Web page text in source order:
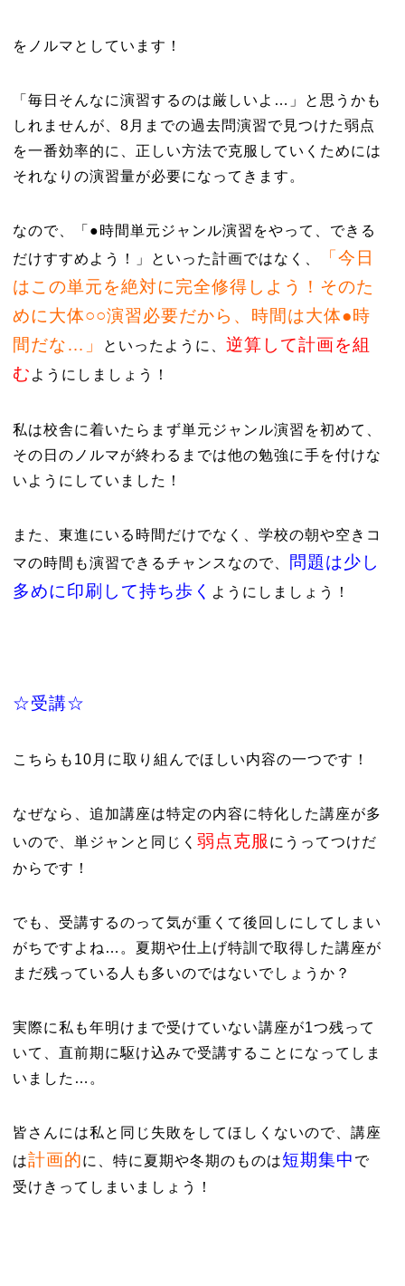
をノルマとしています！
「毎日そんなに演習するのは厳しいよ…」と思うかも
しれませんが、8月までの過去問演習で見つけた弱点
を一番効率的に、正しい方法で克服していくためには
それなりの演習量が必要になってきます。
なので、「●時間単元ジャンル演習をやって、できる
だけすすめよう！」といった計画ではなく、
「今日
はこの単元を絶対に完全修得しよう！そのた
めに大体○○演習必要だから、時間は大体●時
間だな…」
といったように、 逆算して計画を組
む ようにしましょう！
私は校舎に着いたらまず単元ジャンル演習を初めて、
その日のノルマが終わるまでは他の勉強に手を付けな
いようにしていました！
また、東進にいる時間だけでなく、学校の朝や空きコ
マの時間も演習できるチャンスなので、
問題は少し
多めに印刷して持ち歩く ようにしましょう！
☆受講☆
こちらも10月に取り組んでほしい内容の一つです！
なぜなら、追加講座は特定の内容に特化した講座が多
いので、単ジャンと同じく 弱点克服 にうってつけだ
からです！
でも、受講するのって気が重くて後回しにしてしまい
がちですよね…。夏期や仕上げ特訓で取得した講座が
まだ残っている人も多いのではないでしょうか？
実際に私も年明けまで受けていない講座が1つ残って
いて、直前期に駆け込みで受講することになってしま
いました…。
皆さんには私と同じ失敗をしてほしくないので、講座
は計画的に、特に夏期や冬期のものは短期集中 で
受けきってしまいましょう！